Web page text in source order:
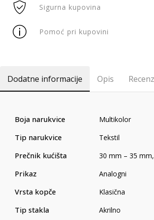
Sigurna kupovina
Pomoć pri kupovini
Dodatne informacije Opis
Boja narukvice Multikolor
Tip narukvice Tekstil
Prečnik kućišta 30 mm – 35 mm,
Prikaz Analogni
Vrsta kopče Klasična
Tip stakla Akrilno